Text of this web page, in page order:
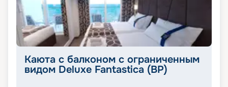
Каюта с балконом с ограниченным
видом Deluxe Fantastica (BP)